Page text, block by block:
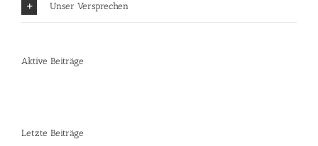
Unser Versprechen
Aktive Beiträge
Letzte Beiträge